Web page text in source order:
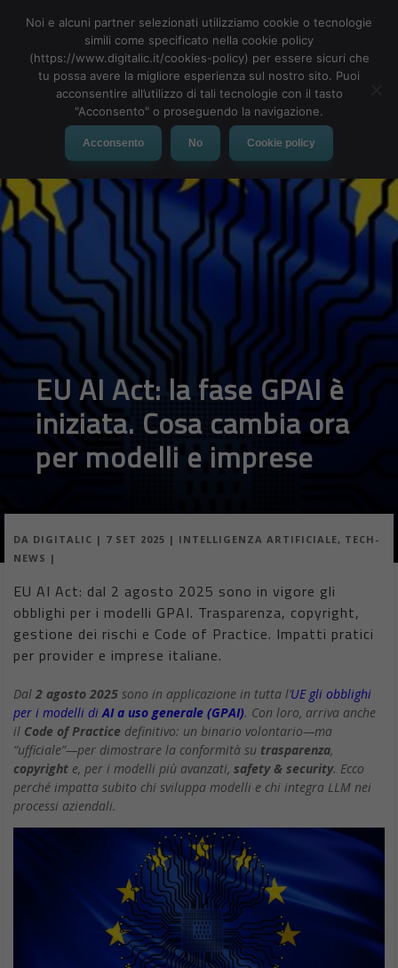
L’ EU multa Google:
stangata da 2,95 mld €
per l’ad-tech
La Commissione EU multa Google 2,95 miliardi € per
Minaccia anche l’obbligo di disinvestire nel settore se
non cambia le pratiche entro 60 giorni
La Commissione europea ha inflitto un colpo durissimo a
di euro – l’equivalente di 3,45 miliardi di dollari – per abuso di
posizione dominante nel settore della pubblicità digitale. La
sanzione, annunciata il 5 settembre 2025, rappresenta la quarta
multa antitrust che l’Unione Europea impone al gigante
tecnologico nell’ultimo decennio, segnando un nuovo capitolo
nella battaglia regolamentare tra Bruxelles e Big Tech.
Leggi anche:laguida completa alla sovranità digitale, con
cloud sovrano, AI, dati, open source, cybersecurity e strategie
per aziende e PA.
Noi e alcuni partner selezionati utilizziamo cookie o tecnologie
simili come specificato nella cookie policy
(https://www.digitalic.it/cookies-policy) per essere sicuri che
tu possa avere la migliore esperienza sul nostro sito. Puoi
acconsentire all’utilizzo di tali tecnologie con il tasto
"Acconsento" o proseguendo la navigazione.
Acconsento No Cookie policy